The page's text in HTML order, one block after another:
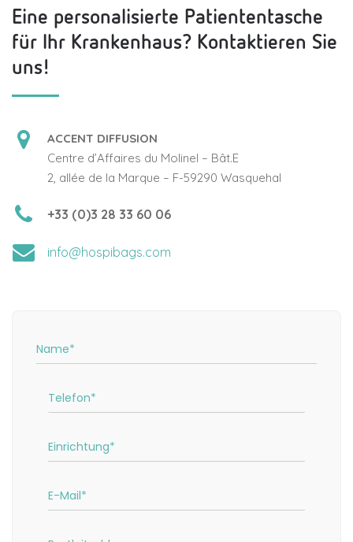
Eine personalisierte Patiententasche
für Ihr Krankenhaus? Kontaktieren Sie
uns!
ACCENT DIFFUSION
Centre d’Affaires du Molinel – Bât.E
2, allée de la Marque – F-59290 Wasquehal
+33 (0)3 28 33 60 06
info@hospibags.com